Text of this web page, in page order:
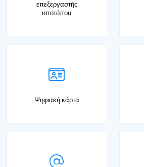
επεξεργαστής
ιστοτόπου
Ψηφιακή κάρτα